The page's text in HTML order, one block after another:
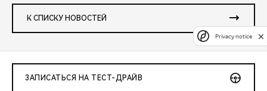
К СПИСКУ НОВОСТЕЙ
ЗАПИСАТЬСЯ НА ТЕСТ-ДРАЙВ
Privacy notice